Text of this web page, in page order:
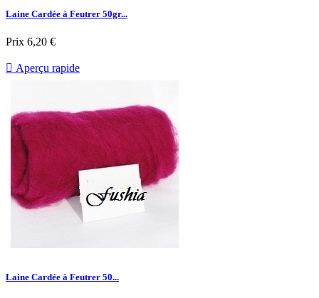
Laine Cardée à Feutrer 50gr...
Prix 6,20 €
 Aperçu rapide
Laine Cardée à Feutrer 50...